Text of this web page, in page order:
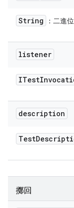
String ：二進
listener
ITest
description
Test
擲回